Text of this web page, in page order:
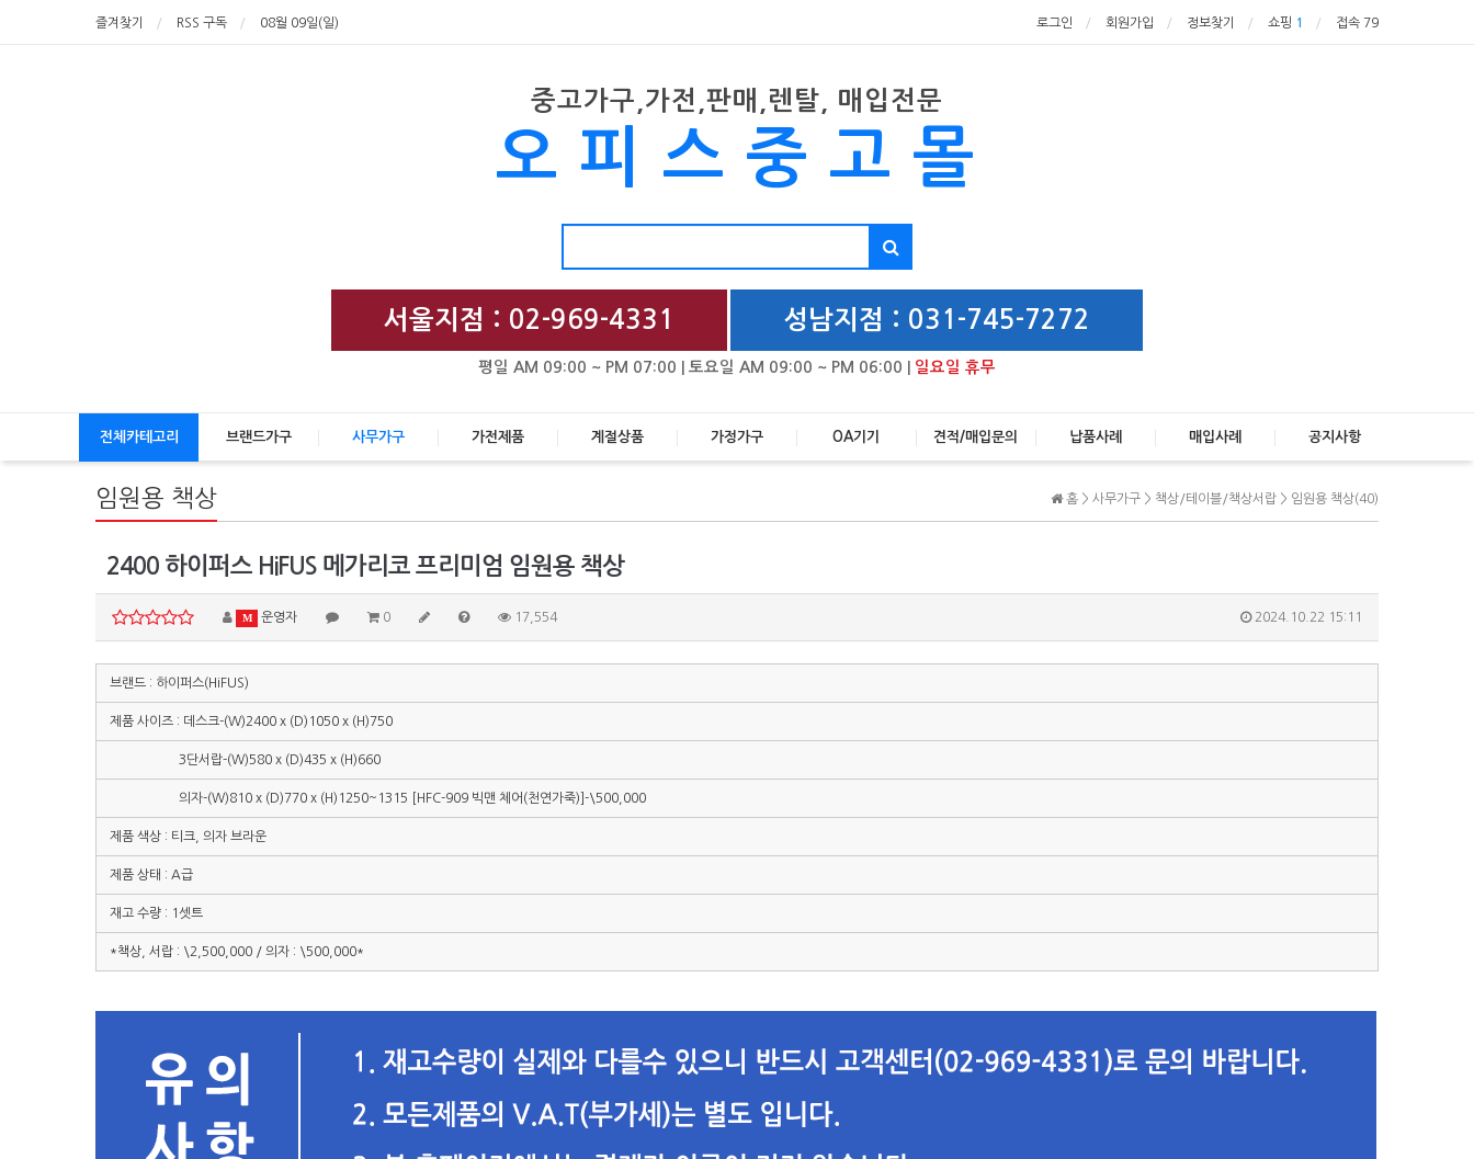
즐겨찾기 RSS 구독 08월 09일(일) 로그인 회원가입 정보찾기 쇼핑 1 접속 79
중고가구,가전,판매,렌탈, 매입전문
오피스중고몰
서울지점 : 02-969-4331 성남지점 : 031-745-7272
평일 AM 09:00 ~ PM 07:00 | 토요일 AM 09:00 ~ PM 06:00 | 일요일 휴무
전체카테고리 브랜드가구 사무가구 가전제품 계절상품 가정가구 OA기기 견적/매입문의 납품사례 매입사례 공지사항
홈 > 사무가구 > 책상/테이블/책상서랍 > 임원용 책상(40)
임원용 책상
2400 하이퍼스 HiFUS 메가리코 프리미엄 임원용 책상
M 운영자 0 17,554 2024.10.22 15:11
브랜드 : 하이퍼스(HiFUS)
제품 사이즈 : 데스크-(W)2400 x (D)1050 x (H)750
3단서랍-(W)580 x (D)435 x (H)660
의자-(W)810 x (D)770 x (H)1250~1315 [HFC-909 빅맨 체어(천연가죽)]-\500,000
제품 색상 : 티크, 의자 브라운
제품 상태 : A급
재고 수량 : 1셋트
*책상, 서랍 : \2,500,000 / 의자 : \500,000*